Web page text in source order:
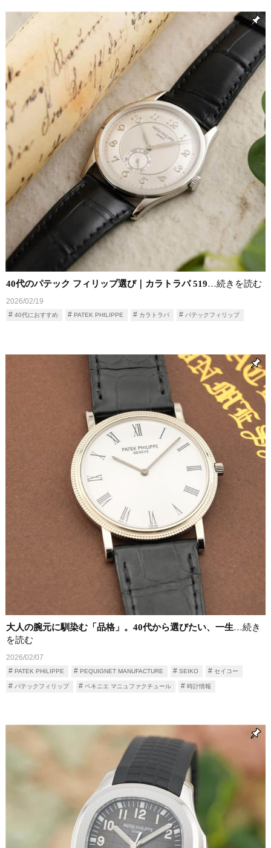
40代のパテック フィリップ選び｜カラトラバ 519…続きを読む
2026/02/19
40代におすすめ PATEK PHILIPPE カラトラバ パテックフィリップ
大人の腕元に馴染む「品格」。40代から選びたい、一生…続き
を読む
2026/02/07
PATEK PHILIPPE PEQUIGNET MANUFACTURE SEIKO セイコー
パテックフィリップ ペキニエ マニュファクチュール 時計情報